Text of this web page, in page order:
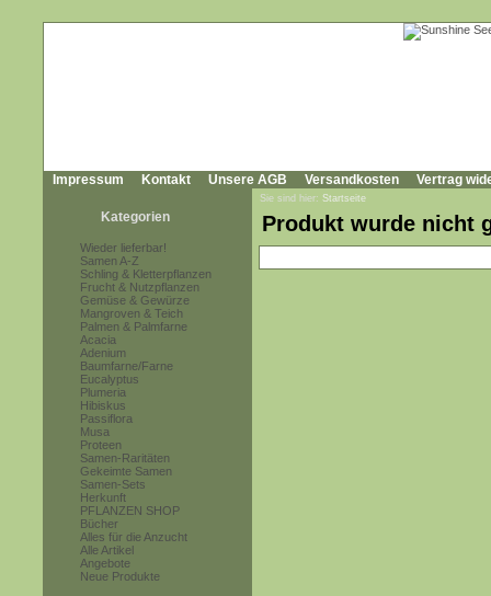
Impressum Kontakt Unsere AGB Versandkosten Vertrag
Kategorien
Wieder lieferbar!
Samen A-Z
Schling & Kletterpflanzen
Frucht & Nutzpflanzen
Gemüse & Gewürze
Mangroven & Teich
Palmen & Palmfarne
Acacia
Adenium
Baumfarne/Farne
Eucalyptus
Plumeria
Hibiskus
Passiflora
Musa
Proteen
Samen-Raritäten
Gekeimte Samen
Samen-Sets
Herkunft
PFLANZEN SHOP
Bücher
Alles für die Anzucht
Alle Artikel
Angebote
Neue Produkte
Sie sind hier: Startseite
Produkt wurde nicht